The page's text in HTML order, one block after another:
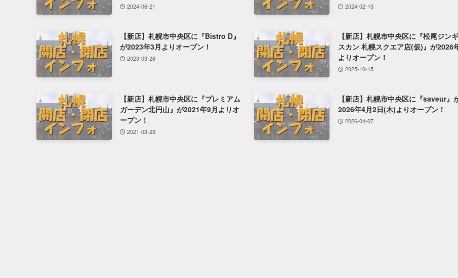
2024-06-21 2024-02-13
【新店】札幌市中央区に『Bistro D』
が2023年3月よりオープン！
2023-03-26
【新店】札幌市中央区に『松尾ジンギ
スカン 札幌スクエア店(仮)』が2026
よりオープン！
2025-10-15
【新店】札幌市中央区に『プレミアム
ガーデン北円山』が2021年9月よりオ
ープン！
2021-03-29
【新店】札幌市中央区に『saveur』
2026年4月2日(木)よりオープン！
2026-04-07